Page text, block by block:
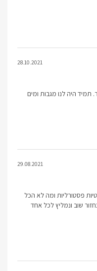
28.10.2021
היה לנו מגבות ומים
29.08.2021
פסטורליות ומה לא הכל
שוב ונמליץ לכל אחד